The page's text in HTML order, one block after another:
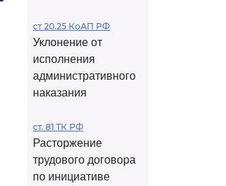
ст 20.25 КоАП РФ
Уклонение от
исполнения
административного
наказания
ст. 81 ТК РФ
Расторжение
трудового договора
по инициативе